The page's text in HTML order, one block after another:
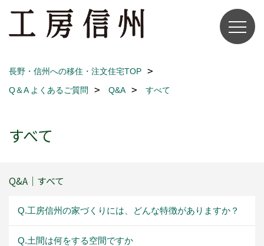
長野・信州への移住・注文住宅TOP
Q＆A よくあるご質問
Q&A すべて
すべて
Q&A｜すべて
Q.工房信州の家づくりには、どんな特徴がありますか？
Q.土間は何をする空間ですか